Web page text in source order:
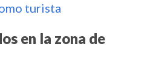
turista
en la zona de